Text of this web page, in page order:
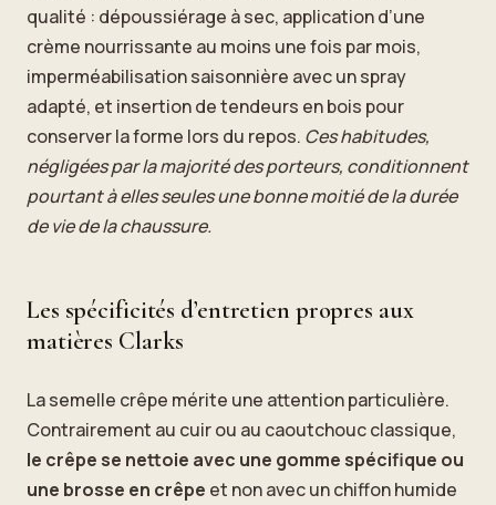
qualité : dépoussiérage à sec, application d’une
crème nourrissante au moins une fois par mois,
imperméabilisation saisonnière avec un spray
adapté, et insertion de tendeurs en bois pour
conserver la forme lors du repos. Ces habitudes,
négligées par la majorité des porteurs, conditionnent
pourtant à elles seules une bonne moitié de la durée
de vie de la chaussure.
Les spécificités d’entretien propres aux
matières Clarks
La semelle crêpe mérite une attention particulière.
Contrairement au cuir ou au caoutchouc classique,
le crêpe se nettoie avec une gomme spécifique ou
une brosse en crêpe et non avec un chiffon humide